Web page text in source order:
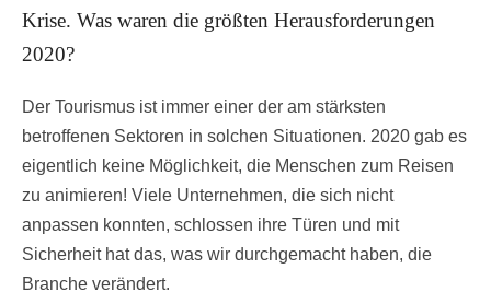
Krise. Was waren die größten Herausforderungen
2020?
Der Tourismus ist immer einer der am stärksten
betroffenen Sektoren in solchen Situationen. 2020 gab es
eigentlich keine Möglichkeit, die Menschen zum Reisen
zu animieren! Viele Unternehmen, die sich nicht
anpassen konnten, schlossen ihre Türen und mit
Sicherheit hat das, was wir durchgemacht haben, die
Branche verändert.